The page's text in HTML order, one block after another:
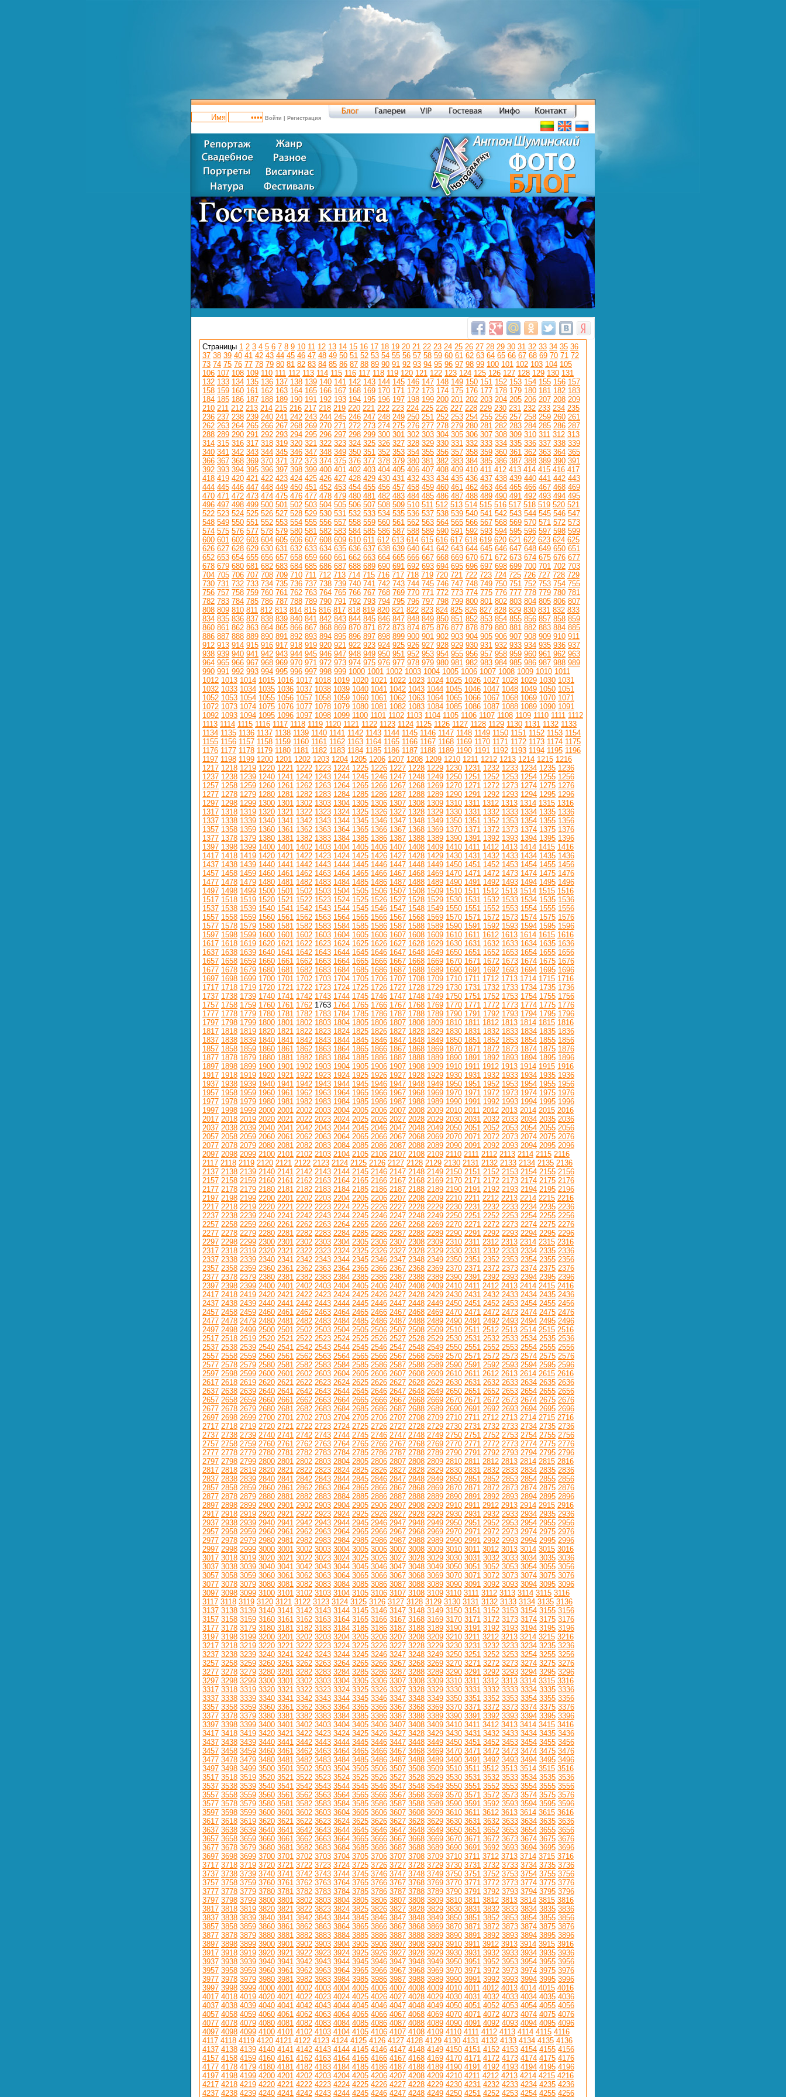
Войти Регистрация
Страницы 1 2 3 4 5 6 7 8 9 10 11 12 13 14 15 16 17 18 19 20 21 22 23 24 25 26 27 28 29 30 31 32 33 34 35 36
37 38 39 40 41 42 43 44 45 46 47 48 49 50 51 52 53 54 55 56 57 58 59 60 61 62 63 64 65 66 67 68 69 70 71 72
73 74 75 76 77 78 79 80 81 82 83 84 85 86 87 88 89 90 91 92 93 94 95 96 97 98 99 100 101 102 103 104 105
106 107 108 109 110 111 112 113 114 115 116 117 118 119 120 121 122 123 124 125 126 127 128 129 130 131
132 133 134 135 136 137 138 139 140 141 142 143 144 145 146 147 148 149 150 151 152 153 154 155 156 157
158 159 160 161 162 163 164 165 166 167 168 169 170 171 172 173 174 175 176 177 178 179 180 181 182 183
184 185 186 187 188 189 190 191 192 193 194 195 196 197 198 199 200 201 202 203 204 205 206 207 208 209
210 211 212 213 214 215 216 217 218 219 220 221 222 223 224 225 226 227 228 229 230 231 232 233 234 235
236 237 238 239 240 241 242 243 244 245 246 247 248 249 250 251 252 253 254 255 256 257 258 259 260 261
262 263 264 265 266 267 268 269 270 271 272 273 274 275 276 277 278 279 280 281 282 283 284 285 286 287
288 289 290 291 292 293 294 295 296 297 298 299 300 301 302 303 304 305 306 307 308 309 310 311 312 313
314 315 316 317 318 319 320 321 322 323 324 325 326 327 328 329 330 331 332 333 334 335 336 337 338 339
340 341 342 343 344 345 346 347 348 349 350 351 352 353 354 355 356 357 358 359 360 361 362 363 364 365
366 367 368 369 370 371 372 373 374 375 376 377 378 379 380 381 382 383 384 385 386 387 388 389 390 391
392 393 394 395 396 397 398 399 400 401 402 403 404 405 406 407 408 409 410 411 412 413 414 415 416 417
418 419 420 421 422 423 424 425 426 427 428 429 430 431 432 433 434 435 436 437 438 439 440 441 442 443
444 445 446 447 448 449 450 451 452 453 454 455 456 457 458 459 460 461 462 463 464 465 466 467 468 469
470 471 472 473 474 475 476 477 478 479 480 481 482 483 484 485 486 487 488 489 490 491 492 493 494 495
496 497 498 499 500 501 502 503 504 505 506 507 508 509 510 511 512 513 514 515 516 517 518 519 520 521
522 523 524 525 526 527 528 529 530 531 532 533 534 535 536 537 538 539 540 541 542 543 544 545 546 547
548 549 550 551 552 553 554 555 556 557 558 559 560 561 562 563 564 565 566 567 568 569 570 571 572 573
574 575 576 577 578 579 580 581 582 583 584 585 586 587 588 589 590 591 592 593 594 595 596 597 598 599
600 601 602 603 604 605 606 607 608 609 610 611 612 613 614 615 616 617 618 619 620 621 622 623 624 625
626 627 628 629 630 631 632 633 634 635 636 637 638 639 640 641 642 643 644 645 646 647 648 649 650 651
652 653 654 655 656 657 658 659 660 661 662 663 664 665 666 667 668 669 670 671 672 673 674 675 676 677
678 679 680 681 682 683 684 685 686 687 688 689 690 691 692 693 694 695 696 697 698 699 700 701 702 703
704 705 706 707 708 709 710 711 712 713 714 715 716 717 718 719 720 721 722 723 724 725 726 727 728 729
730 731 732 733 734 735 736 737 738 739 740 741 742 743 744 745 746 747 748 749 750 751 752 753 754 755
756 757 758 759 760 761 762 763 764 765 766 767 768 769 770 771 772 773 774 775 776 777 778 779 780 781
782 783 784 785 786 787 788 789 790 791 792 793 794 795 796 797 798 799 800 801 802 803 804 805 806 807
808 809 810 811 812 813 814 815 816 817 818 819 820 821 822 823 824 825 826 827 828 829 830 831 832 833
834 835 836 837 838 839 840 841 842 843 844 845 846 847 848 849 850 851 852 853 854 855 856 857 858 859
860 861 862 863 864 865 866 867 868 869 870 871 872 873 874 875 876 877 878 879 880 881 882 883 884 885
886 887 888 889 890 891 892 893 894 895 896 897 898 899 900 901 902 903 904 905 906 907 908 909 910 911
912 913 914 915 916 917 918 919 920 921 922 923 924 925 926 927 928 929 930 931 932 933 934 935 936 937
938 939 940 941 942 943 944 945 946 947 948 949 950 951 952 953 954 955 956 957 958 959 960 961 962 963
964 965 966 967 968 969 970 971 972 973 974 975 976 977 978 979 980 981 982 983 984 985 986 987 988 989
990 991 992 993 994 995 996 997 998 999 1000 1001 1002 1003 1004 1005 1006 1007 1008 1009 1010 1011
1012 1013 1014 1015 1016 1017 1018 1019 1020 1021 1022 1023 1024 1025 1026 1027 1028 1029 1030 1031
1032 1033 1034 1035 1036 1037 1038 1039 1040 1041 1042 1043 1044 1045 1046 1047 1048 1049 1050 1051
1052 1053 1054 1055 1056 1057 1058 1059 1060 1061 1062 1063 1064 1065 1066 1067 1068 1069 1070 1071
1072 1073 1074 1075 1076 1077 1078 1079 1080 1081 1082 1083 1084 1085 1086 1087 1088 1089 1090 1091
1092 1093 1094 1095 1096 1097 1098 1099 1100 1101 1102 1103 1104 1105 1106 1107 1108 1109 1110 1111 1112
1113 1114 1115 1116 1117 1118 1119 1120 1121 1122 1123 1124 1125 1126 1127 1128 1129 1130 1131 1132 1133
1134 1135 1136 1137 1138 1139 1140 1141 1142 1143 1144 1145 1146 1147 1148 1149 1150 1151 1152 1153 1154
1155 1156 1157 1158 1159 1160 1161 1162 1163 1164 1165 1166 1167 1168 1169 1170 1171 1172 1173 1174 1175
1176 1177 1178 1179 1180 1181 1182 1183 1184 1185 1186 1187 1188 1189 1190 1191 1192 1193 1194 1195 1196
1197 1198 1199 1200 1201 1202 1203 1204 1205 1206 1207 1208 1209 1210 1211 1212 1213 1214 1215 1216
1217 1218 1219 1220 1221 1222 1223 1224 1225 1226 1227 1228 1229 1230 1231 1232 1233 1234 1235 1236
1237 1238 1239 1240 1241 1242 1243 1244 1245 1246 1247 1248 1249 1250 1251 1252 1253 1254 1255 1256
1257 1258 1259 1260 1261 1262 1263 1264 1265 1266 1267 1268 1269 1270 1271 1272 1273 1274 1275 1276
1277 1278 1279 1280 1281 1282 1283 1284 1285 1286 1287 1288 1289 1290 1291 1292 1293 1294 1295 1296
1297 1298 1299 1300 1301 1302 1303 1304 1305 1306 1307 1308 1309 1310 1311 1312 1313 1314 1315 1316
1317 1318 1319 1320 1321 1322 1323 1324 1325 1326 1327 1328 1329 1330 1331 1332 1333 1334 1335 1336
1337 1338 1339 1340 1341 1342 1343 1344 1345 1346 1347 1348 1349 1350 1351 1352 1353 1354 1355 1356
1357 1358 1359 1360 1361 1362 1363 1364 1365 1366 1367 1368 1369 1370 1371 1372 1373 1374 1375 1376
1377 1378 1379 1380 1381 1382 1383 1384 1385 1386 1387 1388 1389 1390 1391 1392 1393 1394 1395 1396
1397 1398 1399 1400 1401 1402 1403 1404 1405 1406 1407 1408 1409 1410 1411 1412 1413 1414 1415 1416
1417 1418 1419 1420 1421 1422 1423 1424 1425 1426 1427 1428 1429 1430 1431 1432 1433 1434 1435 1436
1437 1438 1439 1440 1441 1442 1443 1444 1445 1446 1447 1448 1449 1450 1451 1452 1453 1454 1455 1456
1457 1458 1459 1460 1461 1462 1463 1464 1465 1466 1467 1468 1469 1470 1471 1472 1473 1474 1475 1476
1477 1478 1479 1480 1481 1482 1483 1484 1485 1486 1487 1488 1489 1490 1491 1492 1493 1494 1495 1496
1497 1498 1499 1500 1501 1502 1503 1504 1505 1506 1507 1508 1509 1510 1511 1512 1513 1514 1515 1516
1517 1518 1519 1520 1521 1522 1523 1524 1525 1526 1527 1528 1529 1530 1531 1532 1533 1534 1535 1536
1537 1538 1539 1540 1541 1542 1543 1544 1545 1546 1547 1548 1549 1550 1551 1552 1553 1554 1555 1556
1557 1558 1559 1560 1561 1562 1563 1564 1565 1566 1567 1568 1569 1570 1571 1572 1573 1574 1575 1576
1577 1578 1579 1580 1581 1582 1583 1584 1585 1586 1587 1588 1589 1590 1591 1592 1593 1594 1595 1596
1597 1598 1599 1600 1601 1602 1603 1604 1605 1606 1607 1608 1609 1610 1611 1612 1613 1614 1615 1616
1617 1618 1619 1620 1621 1622 1623 1624 1625 1626 1627 1628 1629 1630 1631 1632 1633 1634 1635 1636
1637 1638 1639 1640 1641 1642 1643 1644 1645 1646 1647 1648 1649 1650 1651 1652 1653 1654 1655 1656
1657 1658 1659 1660 1661 1662 1663 1664 1665 1666 1667 1668 1669 1670 1671 1672 1673 1674 1675 1676
1677 1678 1679 1680 1681 1682 1683 1684 1685 1686 1687 1688 1689 1690 1691 1692 1693 1694 1695 1696
1697 1698 1699 1700 1701 1702 1703 1704 1705 1706 1707 1708 1709 1710 1711 1712 1713 1714 1715 1716
1717 1718 1719 1720 1721 1722 1723 1724 1725 1726 1727 1728 1729 1730 1731 1732 1733 1734 1735 1736
1737 1738 1739 1740 1741 1742 1743 1744 1745 1746 1747 1748 1749 1750 1751 1752 1753 1754 1755 1756
1757 1758 1759 1760 1761 1762 1763 1764 1765 1766 1767 1768 1769 1770 1771 1772 1773 1774 1775 1776
1777 1778 1779 1780 1781 1782 1783 1784 1785 1786 1787 1788 1789 1790 1791 1792 1793 1794 1795 1796
1797 1798 1799 1800 1801 1802 1803 1804 1805 1806 1807 1808 1809 1810 1811 1812 1813 1814 1815 1816
1817 1818 1819 1820 1821 1822 1823 1824 1825 1826 1827 1828 1829 1830 1831 1832 1833 1834 1835 1836
1837 1838 1839 1840 1841 1842 1843 1844 1845 1846 1847 1848 1849 1850 1851 1852 1853 1854 1855 1856
1857 1858 1859 1860 1861 1862 1863 1864 1865 1866 1867 1868 1869 1870 1871 1872 1873 1874 1875 1876
1877 1878 1879 1880 1881 1882 1883 1884 1885 1886 1887 1888 1889 1890 1891 1892 1893 1894 1895 1896
1897 1898 1899 1900 1901 1902 1903 1904 1905 1906 1907 1908 1909 1910 1911 1912 1913 1914 1915 1916
1917 1918 1919 1920 1921 1922 1923 1924 1925 1926 1927 1928 1929 1930 1931 1932 1933 1934 1935 1936
1937 1938 1939 1940 1941 1942 1943 1944 1945 1946 1947 1948 1949 1950 1951 1952 1953 1954 1955 1956
1957 1958 1959 1960 1961 1962 1963 1964 1965 1966 1967 1968 1969 1970 1971 1972 1973 1974 1975 1976
1977 1978 1979 1980 1981 1982 1983 1984 1985 1986 1987 1988 1989 1990 1991 1992 1993 1994 1995 1996
1997 1998 1999 2000 2001 2002 2003 2004 2005 2006 2007 2008 2009 2010 2011 2012 2013 2014 2015 2016
2017 2018 2019 2020 2021 2022 2023 2024 2025 2026 2027 2028 2029 2030 2031 2032 2033 2034 2035 2036
2037 2038 2039 2040 2041 2042 2043 2044 2045 2046 2047 2048 2049 2050 2051 2052 2053 2054 2055 2056
2057 2058 2059 2060 2061 2062 2063 2064 2065 2066 2067 2068 2069 2070 2071 2072 2073 2074 2075 2076
2077 2078 2079 2080 2081 2082 2083 2084 2085 2086 2087 2088 2089 2090 2091 2092 2093 2094 2095 2096
2097 2098 2099 2100 2101 2102 2103 2104 2105 2106 2107 2108 2109 2110 2111 2112 2113 2114 2115 2116
2117 2118 2119 2120 2121 2122 2123 2124 2125 2126 2127 2128 2129 2130 2131 2132 2133 2134 2135 2136
2137 2138 2139 2140 2141 2142 2143 2144 2145 2146 2147 2148 2149 2150 2151 2152 2153 2154 2155 2156
2157 2158 2159 2160 2161 2162 2163 2164 2165 2166 2167 2168 2169 2170 2171 2172 2173 2174 2175 2176
2177 2178 2179 2180 2181 2182 2183 2184 2185 2186 2187 2188 2189 2190 2191 2192 2193 2194 2195 2196
2197 2198 2199 2200 2201 2202 2203 2204 2205 2206 2207 2208 2209 2210 2211 2212 2213 2214 2215 2216
2217 2218 2219 2220 2221 2222 2223 2224 2225 2226 2227 2228 2229 2230 2231 2232 2233 2234 2235 2236
2237 2238 2239 2240 2241 2242 2243 2244 2245 2246 2247 2248 2249 2250 2251 2252 2253 2254 2255 2256
2257 2258 2259 2260 2261 2262 2263 2264 2265 2266 2267 2268 2269 2270 2271 2272 2273 2274 2275 2276
2277 2278 2279 2280 2281 2282 2283 2284 2285 2286 2287 2288 2289 2290 2291 2292 2293 2294 2295 2296
2297 2298 2299 2300 2301 2302 2303 2304 2305 2306 2307 2308 2309 2310 2311 2312 2313 2314 2315 2316
2317 2318 2319 2320 2321 2322 2323 2324 2325 2326 2327 2328 2329 2330 2331 2332 2333 2334 2335 2336
2337 2338 2339 2340 2341 2342 2343 2344 2345 2346 2347 2348 2349 2350 2351 2352 2353 2354 2355 2356
2357 2358 2359 2360 2361 2362 2363 2364 2365 2366 2367 2368 2369 2370 2371 2372 2373 2374 2375 2376
2377 2378 2379 2380 2381 2382 2383 2384 2385 2386 2387 2388 2389 2390 2391 2392 2393 2394 2395 2396
2397 2398 2399 2400 2401 2402 2403 2404 2405 2406 2407 2408 2409 2410 2411 2412 2413 2414 2415 2416
2417 2418 2419 2420 2421 2422 2423 2424 2425 2426 2427 2428 2429 2430 2431 2432 2433 2434 2435 2436
2437 2438 2439 2440 2441 2442 2443 2444 2445 2446 2447 2448 2449 2450 2451 2452 2453 2454 2455 2456
2457 2458 2459 2460 2461 2462 2463 2464 2465 2466 2467 2468 2469 2470 2471 2472 2473 2474 2475 2476
2477 2478 2479 2480 2481 2482 2483 2484 2485 2486 2487 2488 2489 2490 2491 2492 2493 2494 2495 2496
2497 2498 2499 2500 2501 2502 2503 2504 2505 2506 2507 2508 2509 2510 2511 2512 2513 2514 2515 2516
2517 2518 2519 2520 2521 2522 2523 2524 2525 2526 2527 2528 2529 2530 2531 2532 2533 2534 2535 2536
2537 2538 2539 2540 2541 2542 2543 2544 2545 2546 2547 2548 2549 2550 2551 2552 2553 2554 2555 2556
2557 2558 2559 2560 2561 2562 2563 2564 2565 2566 2567 2568 2569 2570 2571 2572 2573 2574 2575 2576
2577 2578 2579 2580 2581 2582 2583 2584 2585 2586 2587 2588 2589 2590 2591 2592 2593 2594 2595 2596
2597 2598 2599 2600 2601 2602 2603 2604 2605 2606 2607 2608 2609 2610 2611 2612 2613 2614 2615 2616
2617 2618 2619 2620 2621 2622 2623 2624 2625 2626 2627 2628 2629 2630 2631 2632 2633 2634 2635 2636
2637 2638 2639 2640 2641 2642 2643 2644 2645 2646 2647 2648 2649 2650 2651 2652 2653 2654 2655 2656
2657 2658 2659 2660 2661 2662 2663 2664 2665 2666 2667 2668 2669 2670 2671 2672 2673 2674 2675 2676
2677 2678 2679 2680 2681 2682 2683 2684 2685 2686 2687 2688 2689 2690 2691 2692 2693 2694 2695 2696
2697 2698 2699 2700 2701 2702 2703 2704 2705 2706 2707 2708 2709 2710 2711 2712 2713 2714 2715 2716
2717 2718 2719 2720 2721 2722 2723 2724 2725 2726 2727 2728 2729 2730 2731 2732 2733 2734 2735 2736
2737 2738 2739 2740 2741 2742 2743 2744 2745 2746 2747 2748 2749 2750 2751 2752 2753 2754 2755 2756
2757 2758 2759 2760 2761 2762 2763 2764 2765 2766 2767 2768 2769 2770 2771 2772 2773 2774 2775 2776
2777 2778 2779 2780 2781 2782 2783 2784 2785 2786 2787 2788 2789 2790 2791 2792 2793 2794 2795 2796
2797 2798 2799 2800 2801 2802 2803 2804 2805 2806 2807 2808 2809 2810 2811 2812 2813 2814 2815 2816
2817 2818 2819 2820 2821 2822 2823 2824 2825 2826 2827 2828 2829 2830 2831 2832 2833 2834 2835 2836
2837 2838 2839 2840 2841 2842 2843 2844 2845 2846 2847 2848 2849 2850 2851 2852 2853 2854 2855 2856
2857 2858 2859 2860 2861 2862 2863 2864 2865 2866 2867 2868 2869 2870 2871 2872 2873 2874 2875 2876
2877 2878 2879 2880 2881 2882 2883 2884 2885 2886 2887 2888 2889 2890 2891 2892 2893 2894 2895 2896
2897 2898 2899 2900 2901 2902 2903 2904 2905 2906 2907 2908 2909 2910 2911 2912 2913 2914 2915 2916
2917 2918 2919 2920 2921 2922 2923 2924 2925 2926 2927 2928 2929 2930 2931 2932 2933 2934 2935 2936
2937 2938 2939 2940 2941 2942 2943 2944 2945 2946 2947 2948 2949 2950 2951 2952 2953 2954 2955 2956
2957 2958 2959 2960 2961 2962 2963 2964 2965 2966 2967 2968 2969 2970 2971 2972 2973 2974 2975 2976
2977 2978 2979 2980 2981 2982 2983 2984 2985 2986 2987 2988 2989 2990 2991 2992 2993 2994 2995 2996
2997 2998 2999 3000 3001 3002 3003 3004 3005 3006 3007 3008 3009 3010 3011 3012 3013 3014 3015 3016
3017 3018 3019 3020 3021 3022 3023 3024 3025 3026 3027 3028 3029 3030 3031 3032 3033 3034 3035 3036
3037 3038 3039 3040 3041 3042 3043 3044 3045 3046 3047 3048 3049 3050 3051 3052 3053 3054 3055 3056
3057 3058 3059 3060 3061 3062 3063 3064 3065 3066 3067 3068 3069 3070 3071 3072 3073 3074 3075 3076
3077 3078 3079 3080 3081 3082 3083 3084 3085 3086 3087 3088 3089 3090 3091 3092 3093 3094 3095 3096
3097 3098 3099 3100 3101 3102 3103 3104 3105 3106 3107 3108 3109 3110 3111 3112 3113 3114 3115 3116
3117 3118 3119 3120 3121 3122 3123 3124 3125 3126 3127 3128 3129 3130 3131 3132 3133 3134 3135 3136
3137 3138 3139 3140 3141 3142 3143 3144 3145 3146 3147 3148 3149 3150 3151 3152 3153 3154 3155 3156
3157 3158 3159 3160 3161 3162 3163 3164 3165 3166 3167 3168 3169 3170 3171 3172 3173 3174 3175 3176
3177 3178 3179 3180 3181 3182 3183 3184 3185 3186 3187 3188 3189 3190 3191 3192 3193 3194 3195 3196
3197 3198 3199 3200 3201 3202 3203 3204 3205 3206 3207 3208 3209 3210 3211 3212 3213 3214 3215 3216
3217 3218 3219 3220 3221 3222 3223 3224 3225 3226 3227 3228 3229 3230 3231 3232 3233 3234 3235 3236
3237 3238 3239 3240 3241 3242 3243 3244 3245 3246 3247 3248 3249 3250 3251 3252 3253 3254 3255 3256
3257 3258 3259 3260 3261 3262 3263 3264 3265 3266 3267 3268 3269 3270 3271 3272 3273 3274 3275 3276
3277 3278 3279 3280 3281 3282 3283 3284 3285 3286 3287 3288 3289 3290 3291 3292 3293 3294 3295 3296
3297 3298 3299 3300 3301 3302 3303 3304 3305 3306 3307 3308 3309 3310 3311 3312 3313 3314 3315 3316
3317 3318 3319 3320 3321 3322 3323 3324 3325 3326 3327 3328 3329 3330 3331 3332 3333 3334 3335 3336
3337 3338 3339 3340 3341 3342 3343 3344 3345 3346 3347 3348 3349 3350 3351 3352 3353 3354 3355 3356
3357 3358 3359 3360 3361 3362 3363 3364 3365 3366 3367 3368 3369 3370 3371 3372 3373 3374 3375 3376
3377 3378 3379 3380 3381 3382 3383 3384 3385 3386 3387 3388 3389 3390 3391 3392 3393 3394 3395 3396
3397 3398 3399 3400 3401 3402 3403 3404 3405 3406 3407 3408 3409 3410 3411 3412 3413 3414 3415 3416
3417 3418 3419 3420 3421 3422 3423 3424 3425 3426 3427 3428 3429 3430 3431 3432 3433 3434 3435 3436
3437 3438 3439 3440 3441 3442 3443 3444 3445 3446 3447 3448 3449 3450 3451 3452 3453 3454 3455 3456
3457 3458 3459 3460 3461 3462 3463 3464 3465 3466 3467 3468 3469 3470 3471 3472 3473 3474 3475 3476
3477 3478 3479 3480 3481 3482 3483 3484 3485 3486 3487 3488 3489 3490 3491 3492 3493 3494 3495 3496
3497 3498 3499 3500 3501 3502 3503 3504 3505 3506 3507 3508 3509 3510 3511 3512 3513 3514 3515 3516
3517 3518 3519 3520 3521 3522 3523 3524 3525 3526 3527 3528 3529 3530 3531 3532 3533 3534 3535 3536
3537 3538 3539 3540 3541 3542 3543 3544 3545 3546 3547 3548 3549 3550 3551 3552 3553 3554 3555 3556
3557 3558 3559 3560 3561 3562 3563 3564 3565 3566 3567 3568 3569 3570 3571 3572 3573 3574 3575 3576
3577 3578 3579 3580 3581 3582 3583 3584 3585 3586 3587 3588 3589 3590 3591 3592 3593 3594 3595 3596
3597 3598 3599 3600 3601 3602 3603 3604 3605 3606 3607 3608 3609 3610 3611 3612 3613 3614 3615 3616
3617 3618 3619 3620 3621 3622 3623 3624 3625 3626 3627 3628 3629 3630 3631 3632 3633 3634 3635 3636
3637 3638 3639 3640 3641 3642 3643 3644 3645 3646 3647 3648 3649 3650 3651 3652 3653 3654 3655 3656
3657 3658 3659 3660 3661 3662 3663 3664 3665 3666 3667 3668 3669 3670 3671 3672 3673 3674 3675 3676
3677 3678 3679 3680 3681 3682 3683 3684 3685 3686 3687 3688 3689 3690 3691 3692 3693 3694 3695 3696
3697 3698 3699 3700 3701 3702 3703 3704 3705 3706 3707 3708 3709 3710 3711 3712 3713 3714 3715 3716
3717 3718 3719 3720 3721 3722 3723 3724 3725 3726 3727 3728 3729 3730 3731 3732 3733 3734 3735 3736
3737 3738 3739 3740 3741 3742 3743 3744 3745 3746 3747 3748 3749 3750 3751 3752 3753 3754 3755 3756
3757 3758 3759 3760 3761 3762 3763 3764 3765 3766 3767 3768 3769 3770 3771 3772 3773 3774 3775 3776
3777 3778 3779 3780 3781 3782 3783 3784 3785 3786 3787 3788 3789 3790 3791 3792 3793 3794 3795 3796
3797 3798 3799 3800 3801 3802 3803 3804 3805 3806 3807 3808 3809 3810 3811 3812 3813 3814 3815 3816
3817 3818 3819 3820 3821 3822 3823 3824 3825 3826 3827 3828 3829 3830 3831 3832 3833 3834 3835 3836
3837 3838 3839 3840 3841 3842 3843 3844 3845 3846 3847 3848 3849 3850 3851 3852 3853 3854 3855 3856
3857 3858 3859 3860 3861 3862 3863 3864 3865 3866 3867 3868 3869 3870 3871 3872 3873 3874 3875 3876
3877 3878 3879 3880 3881 3882 3883 3884 3885 3886 3887 3888 3889 3890 3891 3892 3893 3894 3895 3896
3897 3898 3899 3900 3901 3902 3903 3904 3905 3906 3907 3908 3909 3910 3911 3912 3913 3914 3915 3916
3917 3918 3919 3920 3921 3922 3923 3924 3925 3926 3927 3928 3929 3930 3931 3932 3933 3934 3935 3936
3937 3938 3939 3940 3941 3942 3943 3944 3945 3946 3947 3948 3949 3950 3951 3952 3953 3954 3955 3956
3957 3958 3959 3960 3961 3962 3963 3964 3965 3966 3967 3968 3969 3970 3971 3972 3973 3974 3975 3976
3977 3978 3979 3980 3981 3982 3983 3984 3985 3986 3987 3988 3989 3990 3991 3992 3993 3994 3995 3996
3997 3998 3999 4000 4001 4002 4003 4004 4005 4006 4007 4008 4009 4010 4011 4012 4013 4014 4015 4016
4017 4018 4019 4020 4021 4022 4023 4024 4025 4026 4027 4028 4029 4030 4031 4032 4033 4034 4035 4036
4037 4038 4039 4040 4041 4042 4043 4044 4045 4046 4047 4048 4049 4050 4051 4052 4053 4054 4055 4056
4057 4058 4059 4060 4061 4062 4063 4064 4065 4066 4067 4068 4069 4070 4071 4072 4073 4074 4075 4076
4077 4078 4079 4080 4081 4082 4083 4084 4085 4086 4087 4088 4089 4090 4091 4092 4093 4094 4095 4096
4097 4098 4099 4100 4101 4102 4103 4104 4105 4106 4107 4108 4109 4110 4111 4112 4113 4114 4115 4116
4117 4118 4119 4120 4121 4122 4123 4124 4125 4126 4127 4128 4129 4130 4131 4132 4133 4134 4135 4136
4137 4138 4139 4140 4141 4142 4143 4144 4145 4146 4147 4148 4149 4150 4151 4152 4153 4154 4155 4156
4157 4158 4159 4160 4161 4162 4163 4164 4165 4166 4167 4168 4169 4170 4171 4172 4173 4174 4175 4176
4177 4178 4179 4180 4181 4182 4183 4184 4185 4186 4187 4188 4189 4190 4191 4192 4193 4194 4195 4196
4197 4198 4199 4200 4201 4202 4203 4204 4205 4206 4207 4208 4209 4210 4211 4212 4213 4214 4215 4216
4217 4218 4219 4220 4221 4222 4223 4224 4225 4226 4227 4228 4229 4230 4231 4232 4233 4234 4235 4236
4237 4238 4239 4240 4241 4242 4243 4244 4245 4246 4247 4248 4249 4250 4251 4252 4253 4254 4255 4256